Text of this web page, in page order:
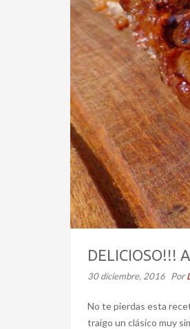
DELICIOSO!!!
30 diciembre, 2016 Por
No te pierdas esta
traigo un clásico muy